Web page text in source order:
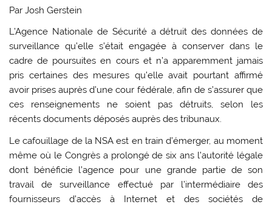
Par Josh Gerstein
L’Agence Nationale de Sécurité a détruit des données de
surveillance qu’elle s’était engagée à conserver dans le
cadre de poursuites en cours et n’a apparemment jamais
pris certaines des mesures qu’elle avait pourtant affirmé
avoir prises auprès d’une cour fédérale, afin de s’assurer que
ces renseignements ne soient pas détruits, selon les
récents documents déposés auprès des tribunaux.
Le cafouillage de la NSA est en train d’émerger, au moment
même où le Congrès a prolongé de six ans l’autorité légale
dont bénéficie l’agence pour une grande partie de son
travail de surveillance effectué par l’intermédiaire des
fournisseurs d’accès à Internet et des sociétés de